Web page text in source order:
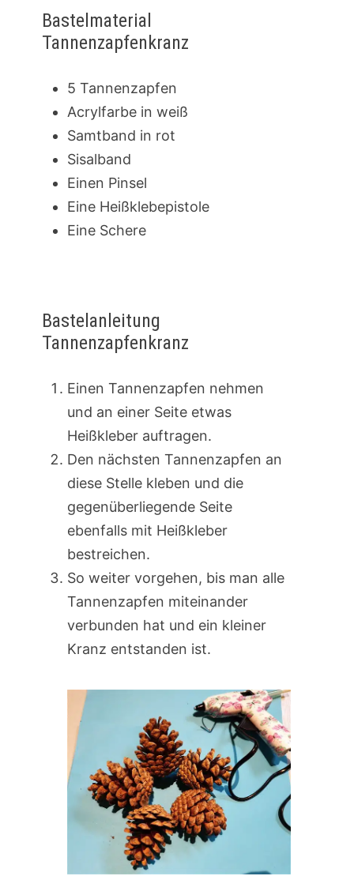
Bastelmaterial
Tannenzapfenkranz
5 Tannenzapfen
Acrylfarbe in weiß
Samtband in rot
Sisalband
Einen Pinsel
Eine Heißklebepistole
Eine Schere
Bastelanleitung
Tannenzapfenkranz
Einen Tannenzapfen nehmen
und an einer Seite etwas
Heißkleber auftragen.
Den nächsten Tannenzapfen an
diese Stelle kleben und die
gegenüberliegende Seite
ebenfalls mit Heißkleber
bestreichen.
So weiter vorgehen, bis man alle
Tannenzapfen miteinander
verbunden hat und ein kleiner
Kranz entstanden ist.